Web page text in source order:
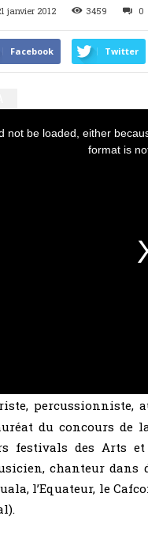
janvier 2012 3459 0
Facebook Twitter
not be loaded, either
format is
percussionniste,
du concours
festivals des Arts
chanteur dans
l’Equateur, le